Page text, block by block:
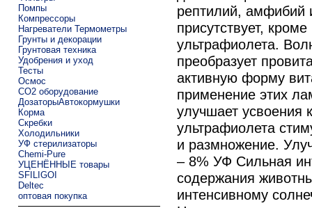
Помпы
Компрессоры
Нагреватели Термометры
Грунты и декорации
Грунтовая техника
Удобрения и уход
Тесты
Осмос
CO2 оборудование
ДозаторыАвтокормушки
Корма
Скребки
Холодильники
УФ стерилизаторы
Chemi-Pure
УЦЕНЁННЫЕ товары
SFILIGOI
Deltec
оптовая покупка
рептилий, амфибий
присутствует,
ультрафиолета.
преобразует
активную форму
применение этих
улучшает усвоения
ультрафиолета
и размножение.
– 8% УФ Сильная
содержания
интенсивному